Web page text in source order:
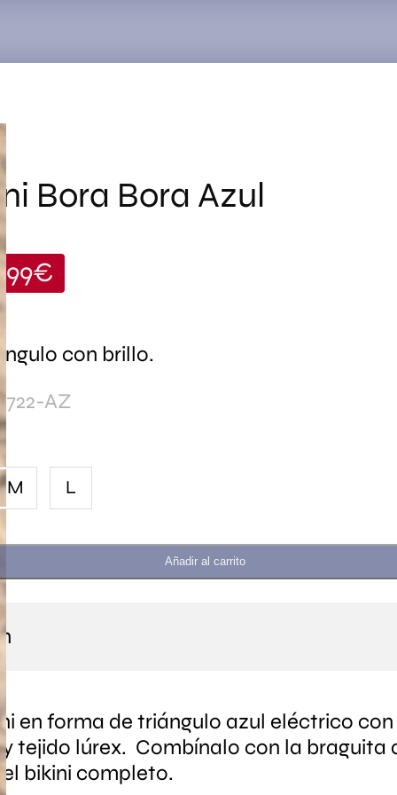
Search
Bora Bora Azul
9,99€
con brillo.
AZ
M L
Añadir al carrito
en forma de triángulo azul eléctrico
y tejido lúrex. Combínalo con la braguita
bikini completo.